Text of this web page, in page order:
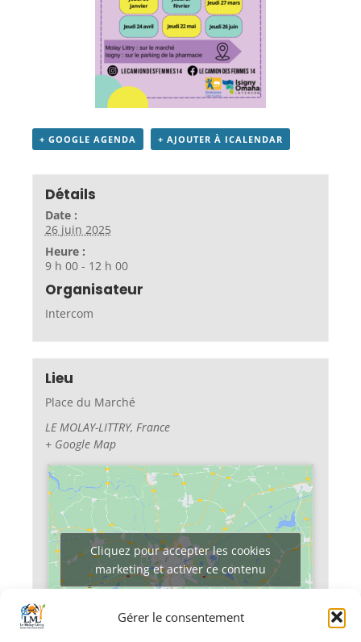
Gérer le consentement
+ GOOGLE AGENDA + AJOUTER À ICALENDAR
Détails
Date :
26 juin 2025
Heure :
9 h 00 - 12 h 00
Organisateur
Intercom
Lieu
Place du Marché
LE MOLAY-LITTRY, France
+ Google Map
Cliquez pour accepter les cookies
marketing et activer ce contenu